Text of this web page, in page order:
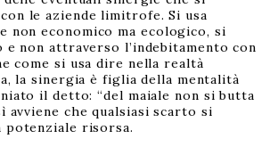
le aziende limitrofe. Si usa
non economico ma ecologico, si
non attraverso l’indebitamento con
come si usa dire nella realtà
la sinergia è figlia della mentalità
il detto: “del maiale non si butta
avviene che qualsiasi scarto si
potenziale risorsa.